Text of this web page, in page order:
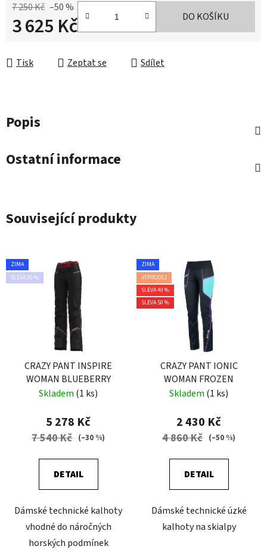
7 250 Kč –50 %
3 625 Kč DO KOŠÍKU
Tisk Zeptat se Sdílet
Popis
Ostatní informace
Související produkty
ZIMA
SLEVA 30 %
CRAZY PANT INSPIRE
WOMAN BLUEBERRY
Skladem (1 ks)
5 278 Kč
7 540 Kč (–30 %)
DETAIL
Dámské technické kalhoty
vhodné do náročných
horských podmínek
ZIMA
VÝPRODEJ
SLEVA 40 %
SLEVA 50 %
CRAZY PANT IONIC
WOMAN FROZEN
Skladem (1 ks)
2 430 Kč
4 860 Kč (–50 %)
DETAIL
Dámské technické úzké
kalhoty na skialpy